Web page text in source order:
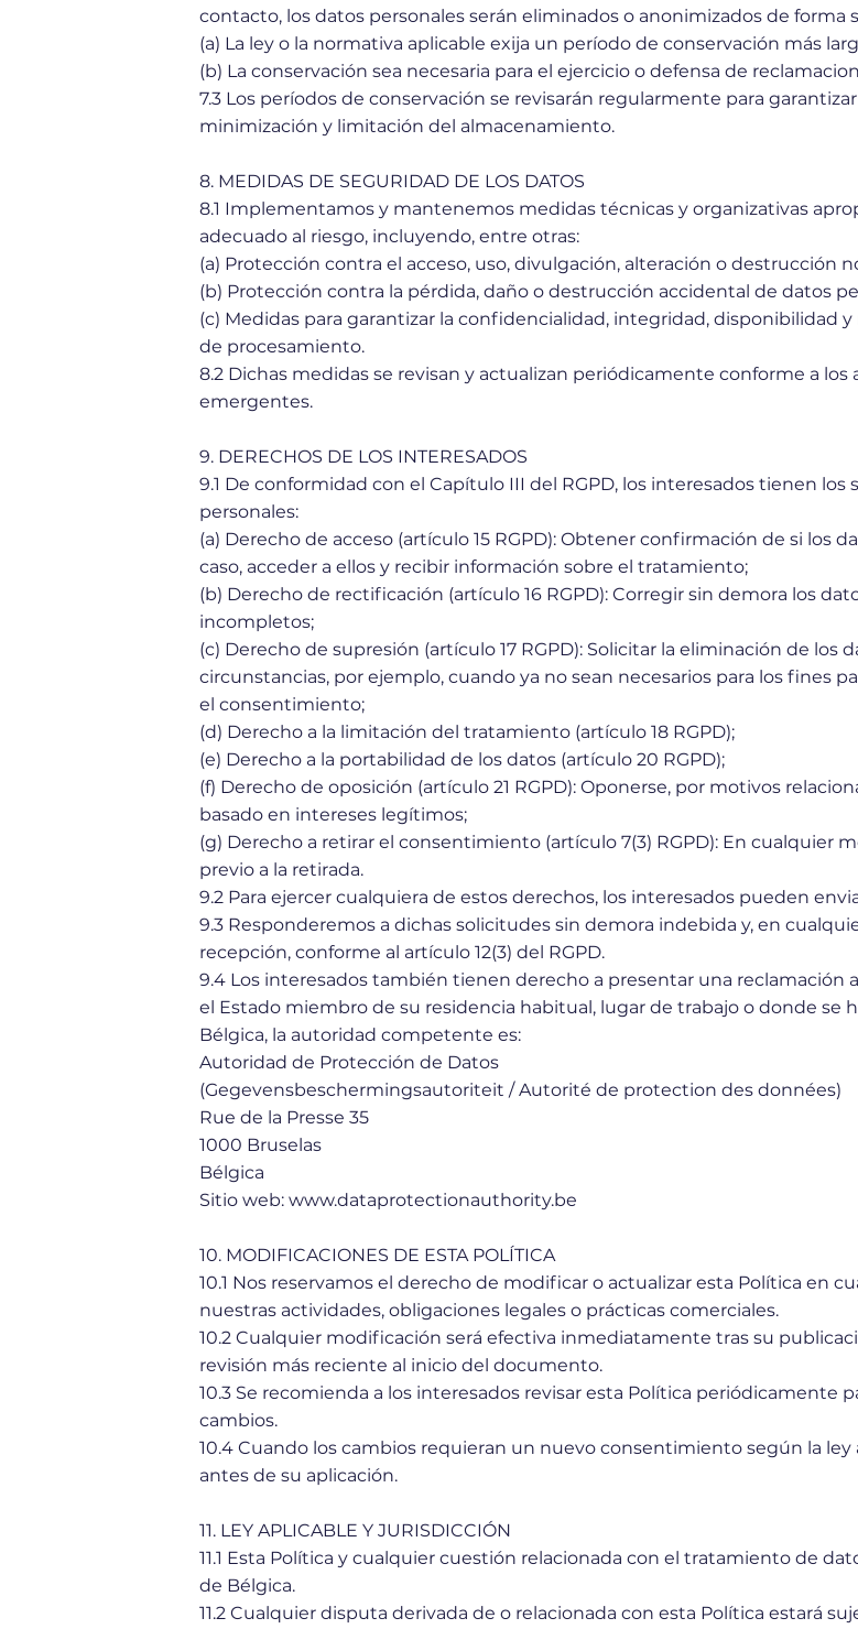
contacto, los datos personales serán eliminados o anonimizados de forma
(a) La ley o la normativa aplicable exija un período de conservación más
(b) La conservación sea necesaria para el ejercicio o defensa de
7.3 Los períodos de conservación se revisarán regularmente para
minimización y limitación del almacenamiento.
8. MEDIDAS DE SEGURIDAD DE LOS DATOS
8.1 Implementamos y mantenemos medidas técnicas y organizativas
adecuado al riesgo, incluyendo, entre otras:
(a) Protección contra el acceso, uso, divulgación, alteración o destrucción
(b) Protección contra la pérdida, daño o destrucción accidental de datos
(c) Medidas para garantizar la confidencialidad, integridad, disponibilidad
de procesamiento.
8.2 Dichas medidas se revisan y actualizan periódicamente conforme a los
emergentes.
9. DERECHOS DE LOS INTERESADOS
9.1 De conformidad con el Capítulo III del RGPD, los interesados tienen
personales:
(a) Derecho de acceso (artículo 15 RGPD): Obtener confirmación de si los
caso, acceder a ellos y recibir información sobre el tratamiento;
(b) Derecho de rectificación (artículo 16 RGPD): Corregir sin demora los
incompletos;
(c) Derecho de supresión (artículo 17 RGPD): Solicitar la eliminación de los
circunstancias, por ejemplo, cuando ya no sean necesarios para los fines
el consentimiento;
(d) Derecho a la limitación del tratamiento (artículo 18 RGPD);
(e) Derecho a la portabilidad de los datos (artículo 20 RGPD);
(f) Derecho de oposición (artículo 21 RGPD): Oponerse, por motivos
basado en intereses legítimos;
(g) Derecho a retirar el consentimiento (artículo 7(3) RGPD): En cualquier
previo a la retirada.
9.2 Para ejercer cualquiera de estos derechos, los interesados pueden
9.3 Responderemos a dichas solicitudes sin demora indebida y, en
recepción, conforme al artículo 12(3) del RGPD.
9.4 Los interesados también tienen derecho a presentar una
el Estado miembro de su residencia habitual, lugar de trabajo o donde se
Bélgica, la autoridad competente es:
Autoridad de Protección de Datos
(Gegevensbeschermingsautoriteit / Autorité de protection des données)
Rue de la Presse 35
1000 Bruselas
Bélgica
Sitio web: www.dataprotectionauthority.be
10. MODIFICACIONES DE ESTA POLÍTICA
10.1 Nos reservamos el derecho de modificar o actualizar esta Política en
nuestras actividades, obligaciones legales o prácticas comerciales.
10.2 Cualquier modificación será efectiva inmediatamente tras su
revisión más reciente al inicio del documento.
10.3 Se recomienda a los interesados revisar esta Política periódicamente
cambios.
10.4 Cuando los cambios requieran un nuevo consentimiento según la
antes de su aplicación.
11. LEY APLICABLE Y JURISDICCIÓN
11.1 Esta Política y cualquier cuestión relacionada con el tratamiento de
de Bélgica.
11.2 Cualquier disputa derivada de o relacionada con esta Política estará